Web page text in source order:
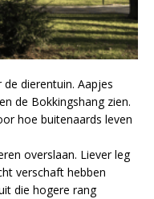
dierentuin. Aapjes
de Bokkingshang zien.
hoe buitenaards leven
overslaan. Liever leg
verschaft hebben
die hogere rang